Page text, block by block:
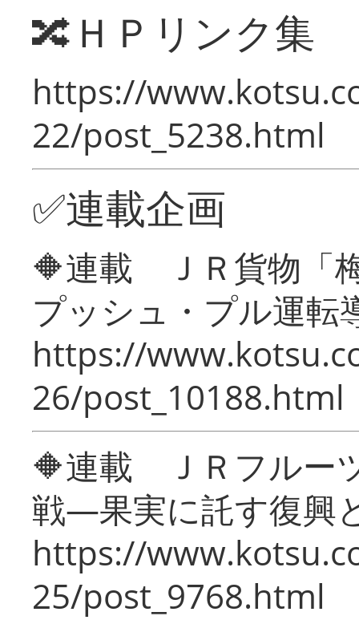
🔀ＨＰリンク集
https://
22/post_5238.html
✅連載企画
🔶連載 ＪＲ貨物「
プッシュ・プル運転
https://
26/post_10188.html
🔶連載 ＪＲフルー
戦―果実に託す復興
https://
25/post_9768.html